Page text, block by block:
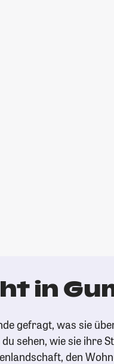
in
gefragt, was sie
sehen, wie sie ihre
den